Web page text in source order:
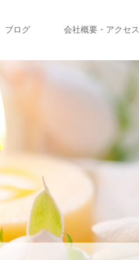
ブログ 会社概要・アクセス